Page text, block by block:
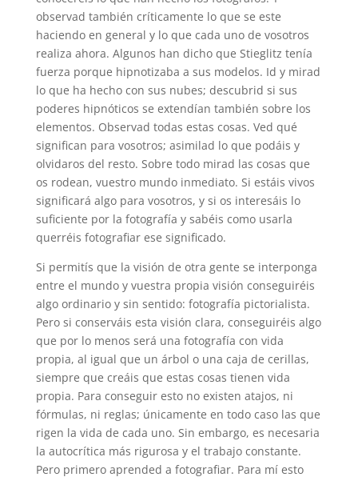
observad también críticamente lo que se este
haciendo en general y lo que cada uno de vosotros
realiza ahora. Algunos han dicho que Stieglitz tenía
fuerza porque hipnotizaba a sus modelos. Id y mirad
lo que ha hecho con sus nubes; descubrid si sus
poderes hipnóticos se extendían también sobre los
elementos. Observad todas estas cosas. Ved qué
significan para vosotros; asimilad lo que podáis y
olvidaros del resto. Sobre todo mirad las cosas que
os rodean, vuestro mundo inmediato. Si estáis vivos
significará algo para vosotros, y si os interesáis lo
suficiente por la fotografía y sabéis como usarla
querréis fotografiar ese significado.
Si permitís que la visión de otra gente se interponga
entre el mundo y vuestra propia visión conseguiréis
algo ordinario y sin sentido: fotografía pictorialista.
Pero si conserváis esta visión clara, conseguiréis algo
que por lo menos será una fotografía con vida
propia, al igual que un árbol o una caja de cerillas,
siempre que creáis que estas cosas tienen vida
propia. Para conseguir esto no existen atajos, ni
fórmulas, ni reglas; únicamente en todo caso las que
rigen la vida de cada uno. Sin embargo, es necesaria
la autocrítica más rigurosa y el trabajo constante.
Pero primero aprended a fotografiar. Para mí esto